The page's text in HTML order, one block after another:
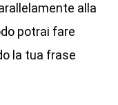
alla
potrai fare
la tua frase